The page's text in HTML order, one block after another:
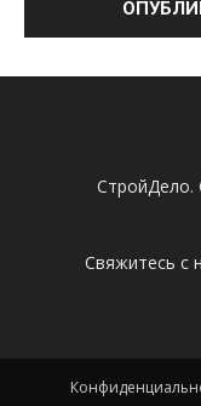
СтройДело.
Свяжитесь с